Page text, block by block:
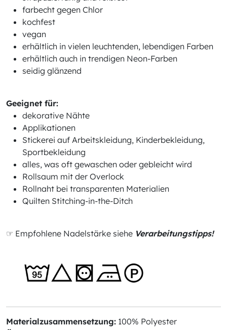
farbecht gegen Chlor
kochfest
vegan
erhältlich in vielen leuchtenden, lebendigen Farben
erhältlich auch in trendigen Neon-Farben
seidig glänzend
Geeignet für:
dekorative Nähte
Applikationen
Stickerei auf Arbeitskleidung, Kinderbekleidung,
Sportbekleidung
alles, was oft gewaschen oder gebleicht wird
Rollsaum mit der Overlock
Rollnaht bei transparenten Materialien
Quilten Stitching-in-the-Ditch
☞ Empfohlene Nadelstärke siehe Verarbeitungstipps!
Materialzusammensetzung: 100% Polyester